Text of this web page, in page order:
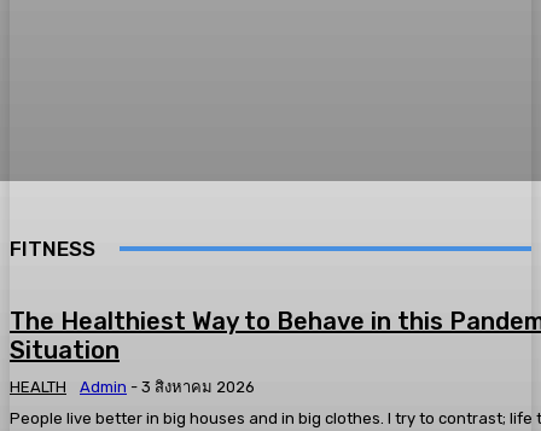
FITNESS
The Healthiest Way to Behave in this
Situation
HEALTH Admin - 3 สิงหาคม 2026
People live better in big houses and in big clothes. I try to contrast; life